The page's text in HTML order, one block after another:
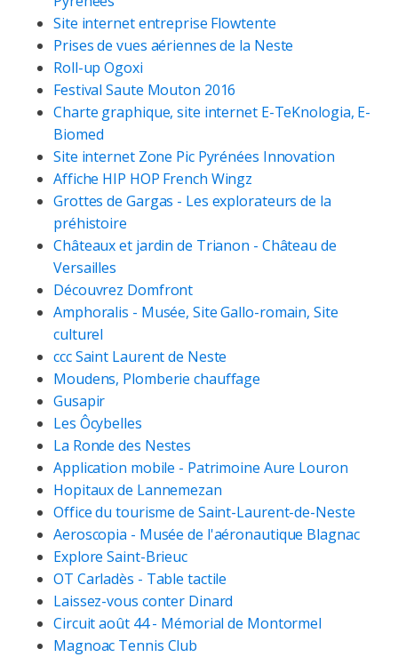
Site internet entreprise Flowtente
Prises de vues aériennes de la Neste
Roll-up Ogoxi
Festival Saute Mouton 2016
Charte graphique, site internet E-TeKnologia, E-
Biomed
Site internet Zone Pic Pyrénées Innovation
Affiche HIP HOP French Wingz
Grottes de Gargas - Les explorateurs de la
préhistoire
Châteaux et jardin de Trianon - Château de
Versailles
Découvrez Domfront
Amphoralis - Musée, Site Gallo-romain, Site
culturel
ccc Saint Laurent de Neste
Moudens, Plomberie chauffage
Gusapir
Les Ôcybelles
La Ronde des Nestes
Application mobile - Patrimoine Aure Louron
Hopitaux de Lannemezan
Office du tourisme de Saint-Laurent-de-Neste
Aeroscopia - Musée de l'aéronautique Blagnac
Explore Saint-Brieuc
OT Carladès - Table tactile
Laissez-vous conter Dinard
Circuit août 44 - Mémorial de Montormel
Magnoac Tennis Club